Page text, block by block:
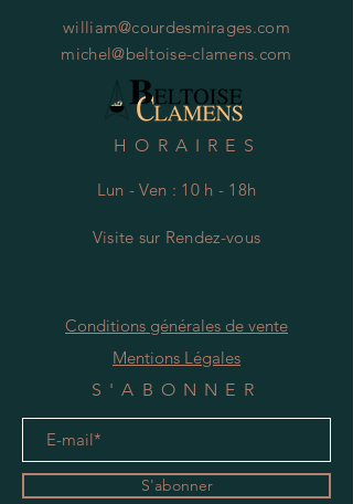
william@courdesmirages.com
michel@beltoise-clamens.com
HORAIRES
Lun - Ven : 10 h - 18h
Visite sur Rendez-vous
Conditions générales de vente
Mentions Légales
S'ABONNER
S'abonner